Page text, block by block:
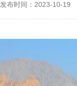
发布时间：2023-10-19